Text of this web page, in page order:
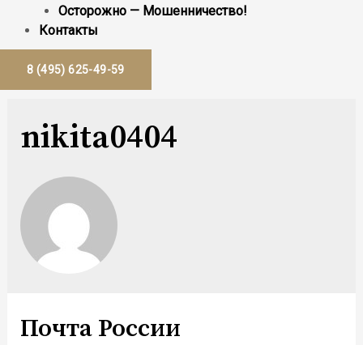
Осторожно — Мошенничество!
Контакты
8 (495) 625-49-59
nikita0404
Почта России